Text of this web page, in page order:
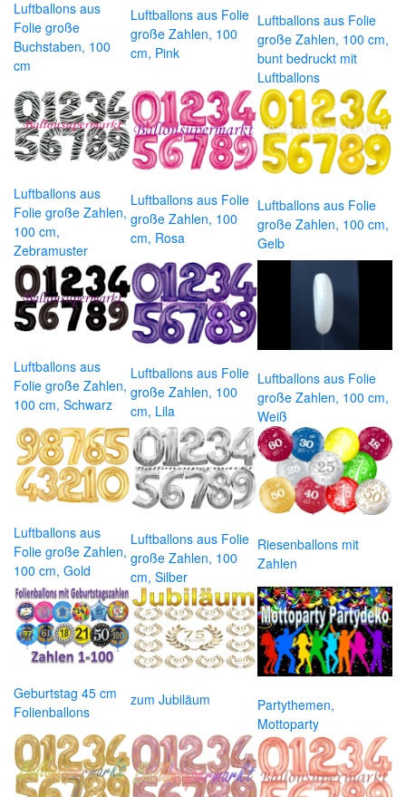
Luftballons aus
Folie große
Buchstaben, 100
cm
Luftballons aus Folie
große Zahlen, 100
cm, Pink
Luftballons aus Folie
große Zahlen, 100 cm,
bunt bedruckt mit
Luftballons
Luftballons aus
Folie große Zahlen,
100 cm,
Zebramuster
Luftballons aus Folie
große Zahlen, 100
cm, Rosa
Luftballons aus Folie
große Zahlen, 100 cm,
Gelb
Luftballons aus
Folie große Zahlen,
100 cm, Schwarz
Luftballons aus Folie
große Zahlen, 100
cm, Lila
Luftballons aus Folie
große Zahlen, 100 cm,
Weiß
Luftballons aus
Folie große Zahlen,
100 cm, Gold
Luftballons aus Folie
große Zahlen, 100
cm, Silber
Riesenballons mit
Zahlen
Geburtstag 45 cm
Folienballons
zum Jubiläum
Partythemen,
Mottoparty